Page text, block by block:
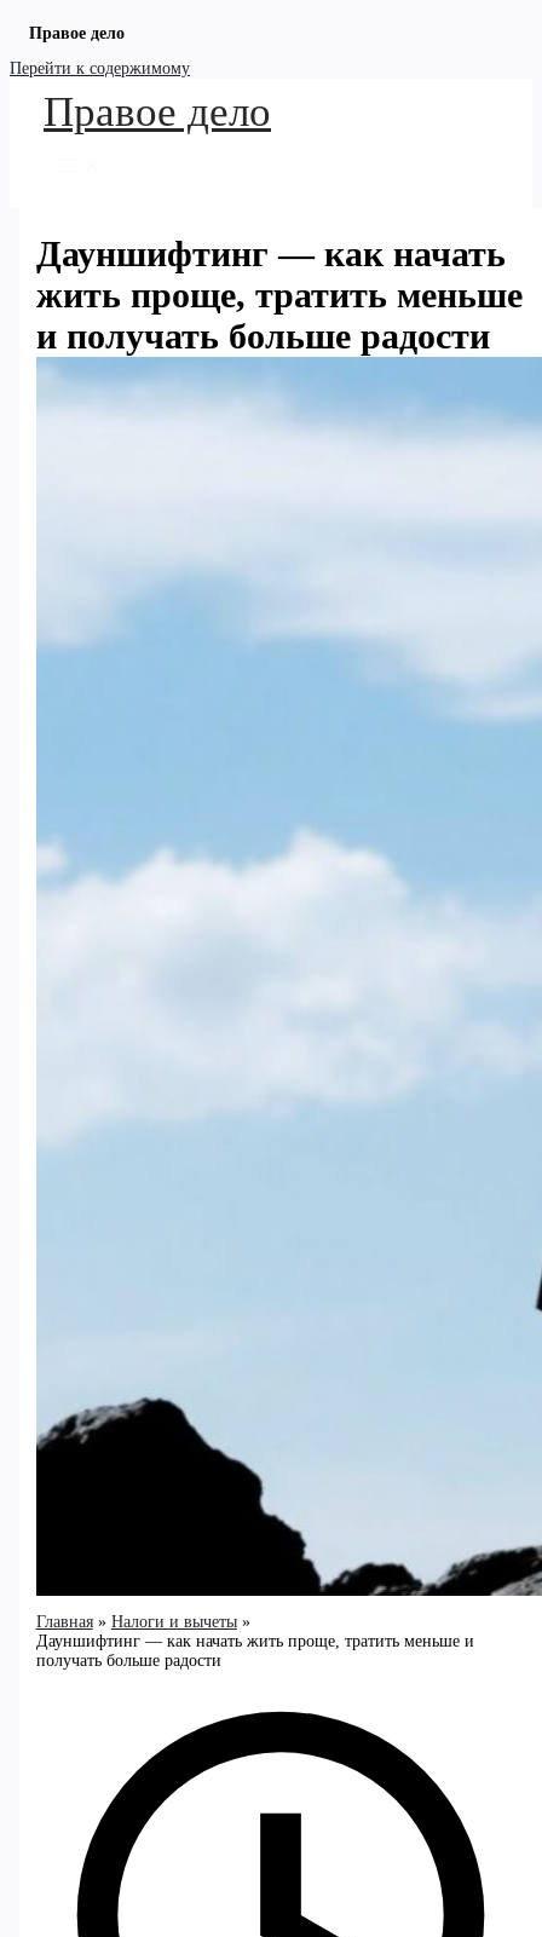
Правое дело
Перейти к содержимому
Правое дело
Дауншифтинг — как начать
жить проще, тратить меньше
и получать больше радости
Главная
Налоги и вычеты
Дауншифтинг — как начать жить проще, тратить меньше и
получать больше радости